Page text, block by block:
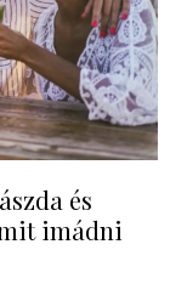
és
imádni